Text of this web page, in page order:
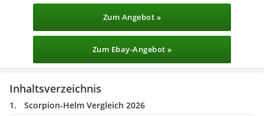
Zum Angebot »
Zum Ebay-Angebot »
Inhaltsverzeichnis
Scorpion-Helm Vergleich 2026